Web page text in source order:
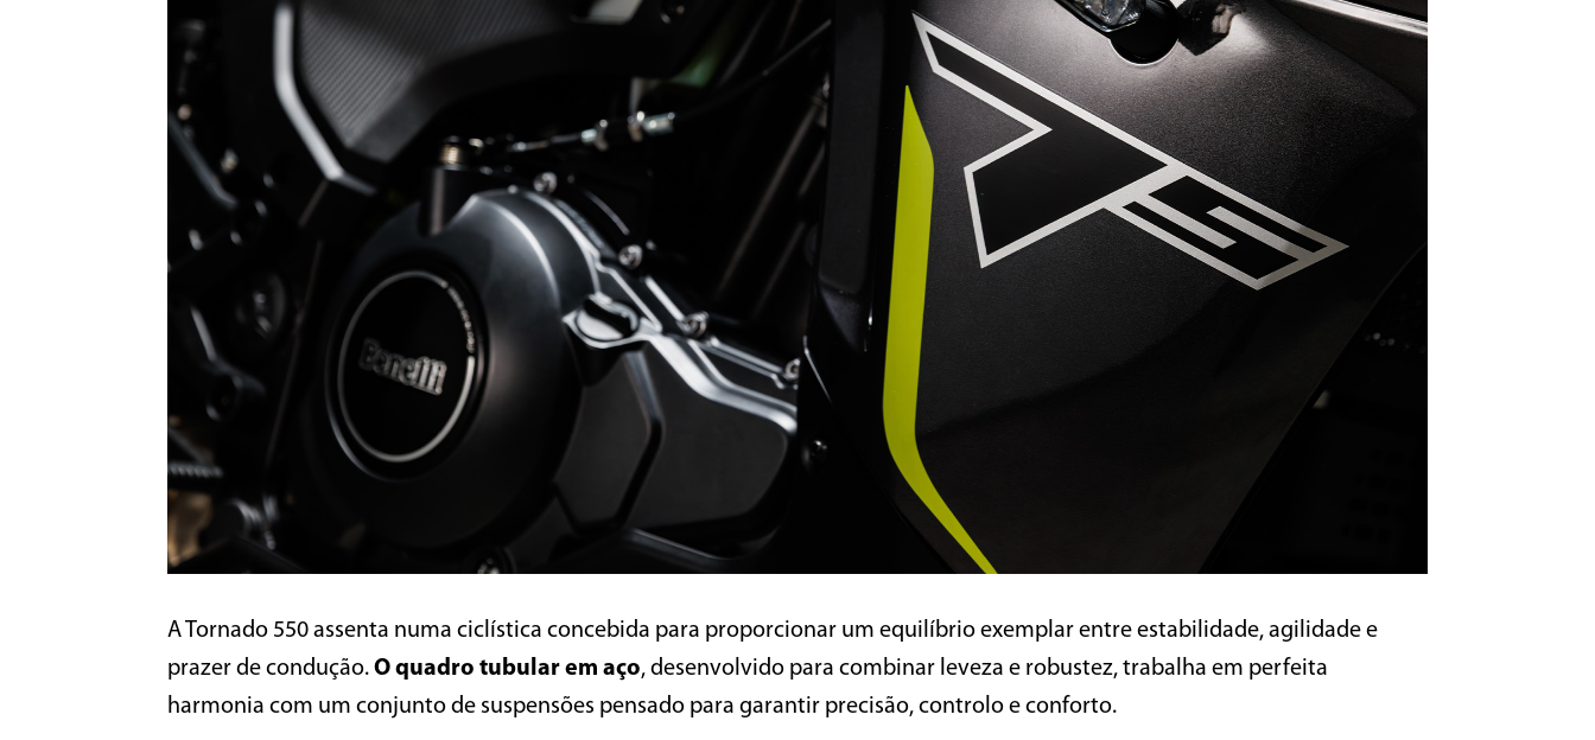
A Tornado 550 assenta numa ciclística concebida para proporcionar um equilíbrio exemplar entre estabilidade, agilidade e
prazer de condução. O quadro tubular em aço, desenvolvido para combinar leveza e robustez, trabalha em perfeita
harmonia com um conjunto de suspensões pensado para garantir precisão, controlo e conforto.